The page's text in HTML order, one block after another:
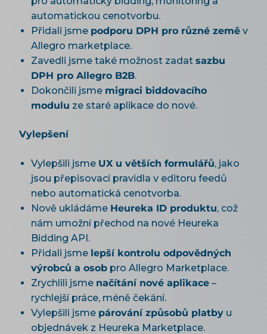
automatickou cenotvorbu.
Přidali jsme podporu DPH pro různé země v
Allegro marketplace.
Zavedli jsme také možnost zadat sazbu
DPH pro Allegro B2B.
Dokončili jsme migraci biddovacího
modulu ze staré aplikace do nové.
Vylepšení
Vylepšili jsme UX u větších formulářů, jako
jsou přepisovací pravidla v editoru feedů
nebo automatická cenotvorba.
Nově ukládáme Heureka ID produktu, což
nám umožní přechod na nové Heureka
Bidding API.
Přidali jsme lepší kontrolu odpovědných
výrobců a osob pro Allegro Marketplace.
Zrychlili jsme načítání nové aplikace –
rychlejší práce, méně čekání.
Vylepšili jsme párování způsobů platby u
objednávek z Heureka Marketplace.